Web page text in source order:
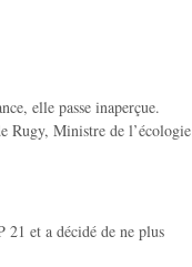
elle passe inaperçue.
Rugy, Ministre de l’écologie
21 et a décidé de ne plus